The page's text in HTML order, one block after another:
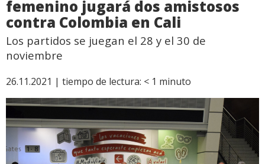
femenino jugará dos amistosos
contra Colombia en Cali
Los partidos se juegan el 28 y el 30 de
noviembre
26.11.2021 | tiempo de lectura: < 1 minuto